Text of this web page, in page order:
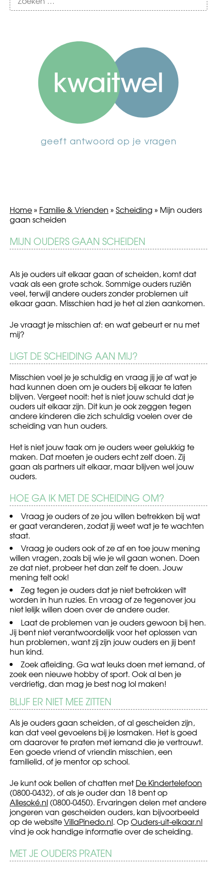
geeft antwoord op je vragen
Home» Familie & Vrienden » Scheiding » Mijn ouders
gaan scheiden
MIJN OUDERS GAAN SCHEIDEN
Als je ouders uit elkaar gaan of scheiden, komt dat
vaak als een grote schok. Sommige ouders ruziën
veel, terwijl andere ouders zonder problemen uit
elkaar gaan. Misschien had je het al zien aankomen.
Je vraagt je misschien af: en wat gebeurt er nu met
mij?
LIGT DE SCHEIDING AAN MIJ?
Misschien voel je je schuldig en vraag jij je af wat je
had kunnen doen om je ouders bij elkaar te laten
blijven. Vergeet nooit: het is niet jouw schuld dat je
ouders uit elkaar zijn. Dit kun je ook zeggen tegen
andere kinderen die zich schuldig voelen over de
scheiding van hun ouders.
Het is niet jouw taak om je ouders weer gelukkig te
maken. Dat moeten je ouders echt zelf doen. Zij
gaan als partners uit elkaar, maar blijven wel jouw
ouders.
HOE GA IK MET DE SCHEIDING OM?
Vraag je ouders of ze jou willen betrekken bij wat
er gaat veranderen, zodat jij weet wat je te wachten
staat.
Vraag je ouders ook of ze af en toe jouw mening
willen vragen, zoals bij wie je wil gaan wonen. Doen
ze dat niet, probeer het dan zelf te doen. Jouw
mening telt ook!
Zeg tegen je ouders dat je niet betrokken wilt
worden in hun ruzies. En vraag of ze tegenover jou
niet lelijk willen doen over de andere ouder.
Laat de problemen van je ouders gewoon bij hen.
Jij bent niet verantwoordelijk voor het oplossen van
hun problemen, want zij zijn jouw ouders en jij bent
hun kind.
Zoek afleiding. Ga wat leuks doen met iemand, of
zoek een nieuwe hobby of sport. Ook al ben je
verdrietig, dan mag je best nog lol maken!
BLIJF ER NIET MEE ZITTEN
Als je ouders gaan scheiden, of al gescheiden zijn,
kan dat veel gevoelens bij je losmaken. Het is goed
om daarover te praten met iemand die je vertrouwt.
Een goede vriend of vriendin misschien, een
familielid, of je mentor op school.
Je kunt ook bellen of chatten metDe Kindertelefoon
(0800-0432), of als je ouder dan 18 bent op
Allesoké.nl (0800-0450). Ervaringen delen met andere
jongeren van gescheiden ouders, kan bijvoorbeeld
op de websiteVillaPinedo.nl. OpOuders-uit-elkaar.nl
vind je ook handige informatie over de scheiding.
MET JE OUDERS PRATEN
BERICHT
NAVIGATIE
Drugs
Als
iemand